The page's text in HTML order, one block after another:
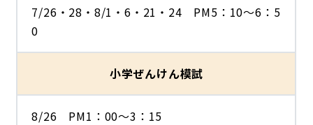
7/26・28・8/1・6・21・24 PM5：10～6：5
0
小学ぜんけん模試
8/26 PM1：00～3：15